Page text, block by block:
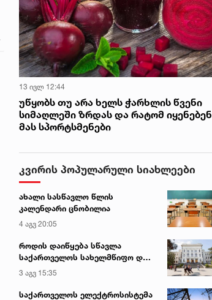
13 ივლ 12:44
უწყობს თუ არა ხელს ჭარხლის წვენი
სიმაღლეში ზრდას და რატომ იყენებენ
მას სპორტსმენები
კვირის პოპულარული სიახლეები
ახალი სასწავლო წლის
კალენდარი ცნობილია
4 აგვ 20:05
როდის დაიწყება სწავლა
საქართველოს სახელმწიფო და
კერძო უნივერსიტეტებში
3 აგვ 15:35
საქართველოს ელექტროსისტემა